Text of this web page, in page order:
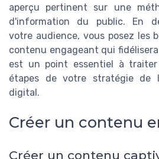
aperçu pertinent sur une
d'information du public. En
votre audience, vous posez les
contenu engageant qui
est un point essentiel à traiter
étapes de votre stratégie de
digital.
Créer un contenu
Créer un contenu